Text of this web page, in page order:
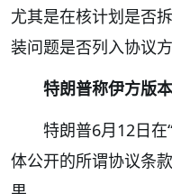
尤其是在核计划是否
装问题是否列入协议方
特朗普称伊方版
特朗普6月12日在
体公开的所谓协议条